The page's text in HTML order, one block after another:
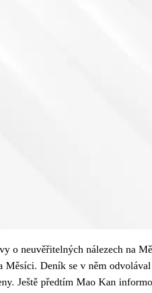
o neuvěřitelných nálezech na
Deník se v něm
Ještě předtím Mao Kan